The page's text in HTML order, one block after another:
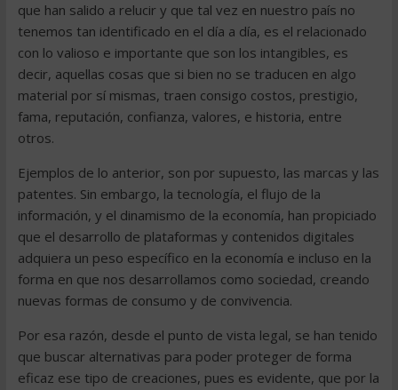
que han salido a relucir y que tal vez en nuestro país no
tenemos tan identificado en el día a día, es el relacionado
con lo valioso e importante que son los intangibles, es
decir, aquellas cosas que si bien no se traducen en algo
material por sí mismas, traen consigo costos, prestigio,
fama, reputación, confianza, valores, e historia, entre
otros.
Ejemplos de lo anterior, son por supuesto, las marcas y las
patentes. Sin embargo, la tecnología, el flujo de la
información, y el dinamismo de la economía, han propiciado
que el desarrollo de plataformas y contenidos digitales
adquiera un peso específico en la economía e incluso en la
forma en que nos desarrollamos como sociedad, creando
nuevas formas de consumo y de convivencia.
Por esa razón, desde el punto de vista legal, se han tenido
que buscar alternativas para poder proteger de forma
eficaz ese tipo de creaciones, pues es evidente, que por la